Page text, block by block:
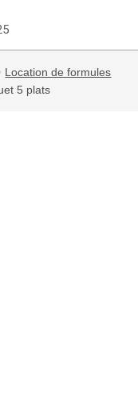
Location de formules
5 plats